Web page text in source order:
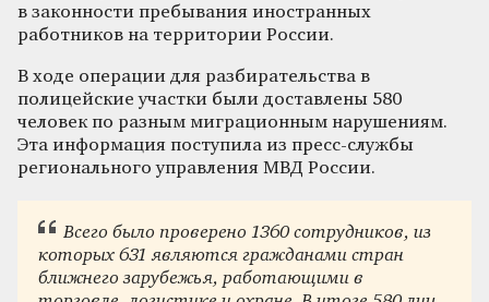
в законности пребывания иностранных
работников на территории России.
В ходе операции для разбирательства в
полицейские участки были доставлены 580
человек по разным миграционным нарушениям.
Эта информация поступила из пресс-службы
регионального управления МВД России.
Всего было проверено 1360 сотрудников, из
которых 631 являются гражданами стран
ближнего зарубежья, работающими в